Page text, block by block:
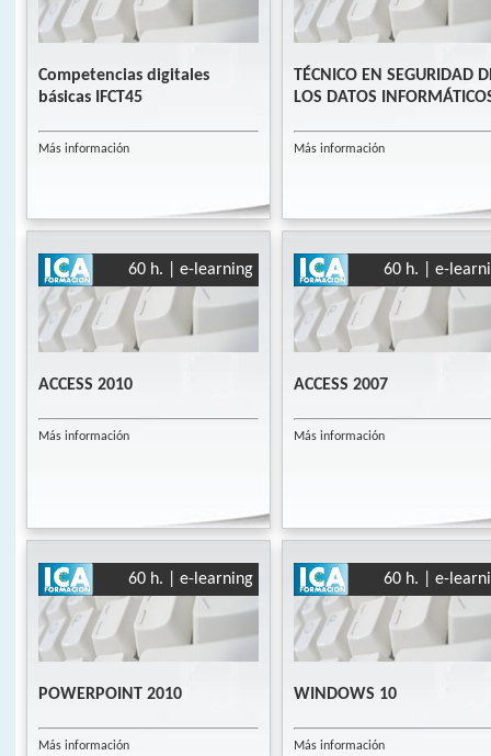
Competencias digitales
básicas IFCT45
Más información
TÉCNICO EN SEGURIDAD
LOS DATOS
Más información
60 h. | e-learning
ACCESS 2010
Más información
60 h. | e-
ACCESS 2007
Más información
60 h. | e-learning
POWERPOINT 2010
Más información
60 h. | e-
WINDOWS 10
Más información